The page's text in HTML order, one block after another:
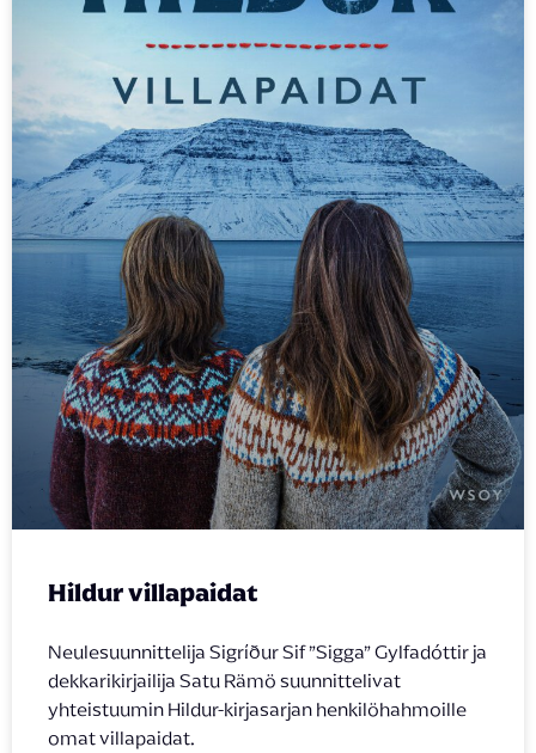
Hildur villapaidat
Neulesuunnittelija Sigríður Sif ”Sigga” Gylfadóttir ja
dekkarikirjailija Satu Rämö suunnittelivat
yhteistuumin Hildur-kirjasarjan henkilöhahmoille
omat villapaidat.